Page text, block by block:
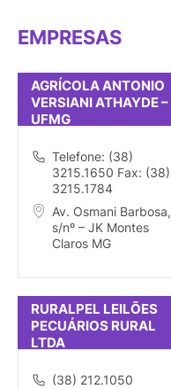
EMPRESAS
AGRÍCOLA ANTONIO
VERSIANI ATHAYDE –
UFMG
Telefone: (38)
3215.1650 Fax: (38)
3215.1784
Av. Osmani Barbosa,
s/nº – JK Montes
Claros MG
RURALPEL LEILÕES
PECUÁRIOS RURAL
LTDA
(38) 212.1050